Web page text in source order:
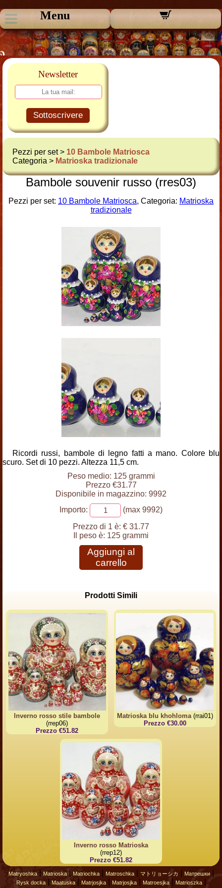
Menu
Newsletter
Sottoscrivere
Pezzi per set > 10 Bambole Matriosca
Categoria > Matrioska tradizionale
Bambole souvenir russo (rres03)
Pezzi per set: 10 Bambole Matriosca, Categoria: Matrioska
tradizionale
Ricordi russi, bambole di legno fatti a mano. Colore blu
scuro. Set di 10 pezzi. Altezza 11,5 cm.
Peso medio: 125 grammi
Prezzo €31.77
Disponibile in magazzino: 9992
Importo:
(max 9992)
Prezzo di 1 è: € 31.77
Il peso è: 125 grammi
Aggiungi al
carrello
Prodotti Simili
Inverno rosso stile bambole
(rrep06)
Prezzo €51.82
Matrioska blu khohloma(rrai01)
Prezzo €30.00
Inverno rosso Matrioska
(rrep12)
Prezzo €51.82
Matryoshka| Matrioska| Matriochka| Matroschka| マトリョーシカ Матрешки|
Rysk docka| Maatuska| Matrjosjka| Matrjosjka| Matroesjka| Matrioszka|